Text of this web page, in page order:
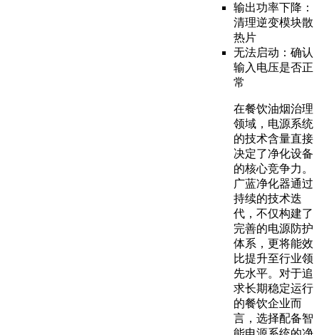
输出功率下降：
清理逆变模块散
热片
无法启动：确认
输入电压是否正
常
在餐饮油烟治理
领域，电源系统
的技术含量直接
决定了净化设备
的核心竞争力。
广蓝净化器通过
持续的技术迭
代，不仅构建了
完善的电源防护
体系，更将能效
比提升至行业领
先水平。对于追
求长期稳定运行
的餐饮企业而
言，选择配备智